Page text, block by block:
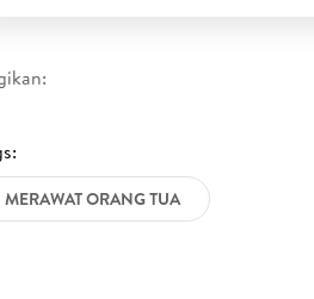
MERAWAT ORANG TUA